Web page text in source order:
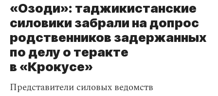
«Озоди»: таджикистанские
силовики забрали на допрос
родственников задержанных
по делу о теракте
в «Крокусе»
Представители силовых ведомств